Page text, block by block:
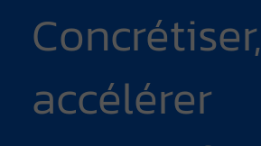
Concrétiser,
accélérer